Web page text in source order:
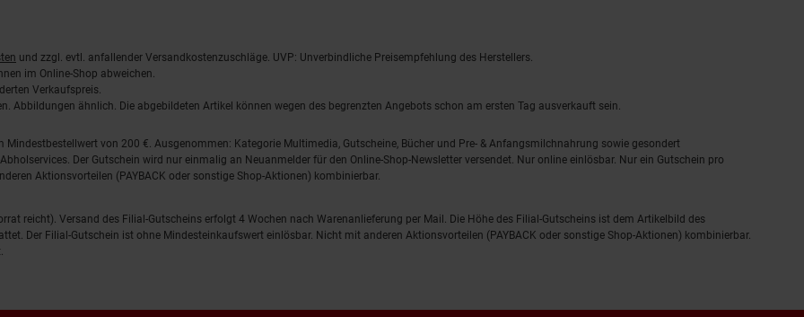
und zzgl. evtl. anfallender Versandkostenzuschläge. UVP: Unverbindliche Preisempfehlung des Herstellers.
im Online-Shop abweichen.
Verkaufspreis.
Abbildungen ähnlich. Die abgebildeten Artikel können wegen des begrenzten Angebots schon am ersten Tag ausverkauft sein.
von 200 €. Ausgenommen: Kategorie Multimedia, Gutscheine, Bücher und Pre- & Anfangsmilchnahrung sowie gesondert
Der Gutschein wird nur einmalig an Neuanmelder für den Online-Shop-Newsletter versendet. Nur online einlösbar. Nur ein Gutschein pro
Aktionsvorteilen (PAYBACK oder sonstige Shop-Aktionen) kombinierbar.
reicht). Versand des Filial-Gutscheins erfolgt 4 Wochen nach Warenanlieferung per Mail. Die Höhe des Filial-Gutscheins ist dem Artikelbild des
Der Filial-Gutschein ist ohne Mindesteinkaufswert einlösbar. Nicht mit anderen Aktionsvorteilen (PAYBACK oder sonstige Shop-Aktionen) kombinierbar.